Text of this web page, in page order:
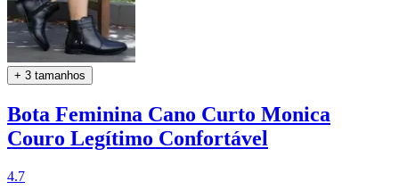
+ 3 tamanhos
Bota Feminina Cano Curto Monica
Couro Legítimo Confortável
4.7